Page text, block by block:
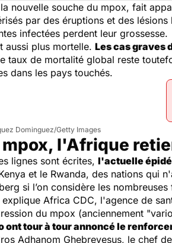
nouvelle souche du mpox, fait
par des éruptions et des
infectées perdent leur grossesse.
aussi plus mortelle. Les cas graves
taux de mortalité global reste
dans les pays touchés.
Dominguez/Getty Images
mpox, l'Afrique
lignes sont écrites, l'actuelle
et le Rwanda, des nations qui
si l’on considère les
explique Africa CDC, l'agence de
du mpox (anciennement
ont tour à tour annoncé le
Adhanom Ghebreyesus, le chef